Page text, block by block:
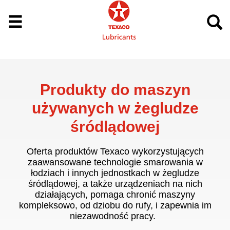
Produkty do maszyn
używanych w żegludze
śródlądowej
Oferta produktów Texaco wykorzystujących
zaawansowane technologie smarowania w
łodziach i innych jednostkach w żegludze
śródlądowej, a także urządzeniach na nich
działających, pomaga chronić maszyny
kompleksowo, od dziobu do rufy, i zapewnia im
niezawodność pracy.